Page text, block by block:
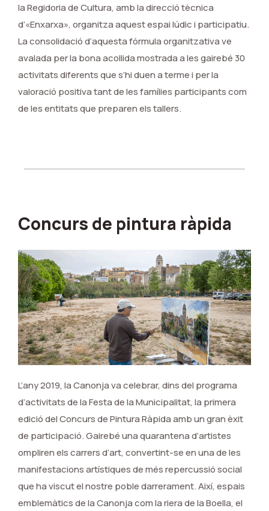
la Regidoria de Cultura, amb la direcció tècnica
d’«Enxarxa», organitza aquest espai lúdic i participatiu.
La consolidació d’aquesta fórmula organitzativa ve
avalada per la bona acollida mostrada a les gairebé 30
activitats diferents que s’hi duen a terme i per la
valoració positiva tant de les famílies participants com
de les entitats que preparen els tallers.
Concurs de pintura ràpida
L’any 2019, la Canonja va celebrar, dins del programa
d’activitats de la Festa de la Municipalitat, la primera
edició del Concurs de Pintura Ràpida amb un gran èxit
de participació. Gairebé una quarantena d’artistes
ompliren els carrers d’art, convertint-se en una de les
manifestacions artístiques de més repercussió social
que ha viscut el nostre poble darrerament. Així, espais
emblemàtics de la Canonja com la riera de la Boella, el